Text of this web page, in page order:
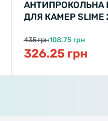
АНТИПРОКОЛЬНА
ДЛЯ КАМЕР SLIME
435 грн108.75 грн
326.25 грн